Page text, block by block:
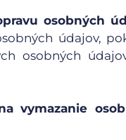
osobných
údajov,
osobných
vymazanie